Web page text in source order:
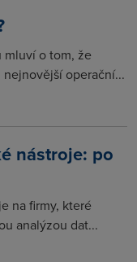
mluví o tom, že
operační...
nástroje: po
na firmy, které
analýzou dat...